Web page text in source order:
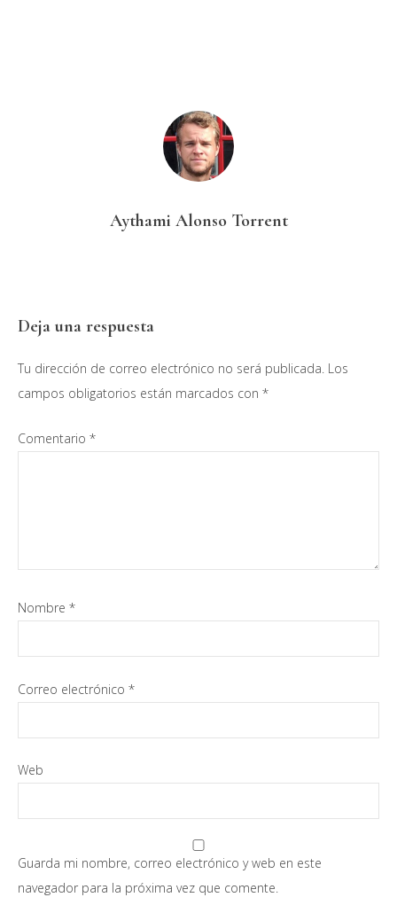
Aythami Alonso Torrent
Interacciones
con
los
Deja una respuesta
Tu dirección de correo electrónico no será publicada. Los
campos obligatorios están marcados con *
Comentario *
Nombre *
Correo electrónico *
Web
Guarda mi nombre, correo electrónico y web en este
navegador para la próxima vez que comente.